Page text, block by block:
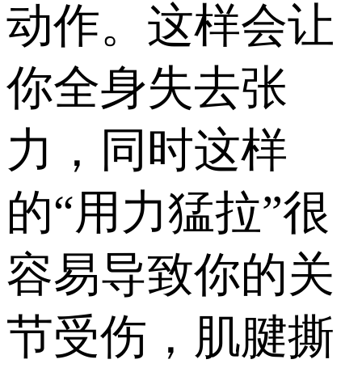
动作。这样会让
你全身失去张
力，同时这样
的“用力猛拉”很
容易导致你的关
节受伤，肌腱撕